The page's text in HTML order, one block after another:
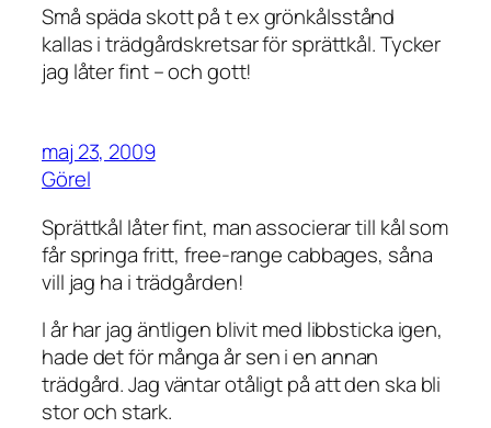
Små späda skott på t ex grönkålsstånd
kallas i trädgårdskretsar för sprättkål. Tycker
jag låter fint – och gott!
maj 23, 2009
Görel
Sprättkål låter fint, man associerar till kål som
får springa fritt, free-range cabbages, såna
vill jag ha i trädgården!
I år har jag äntligen blivit med libbsticka igen,
hade det för många år sen i en annan
trädgård. Jag väntar otåligt på att den ska bli
stor och stark.